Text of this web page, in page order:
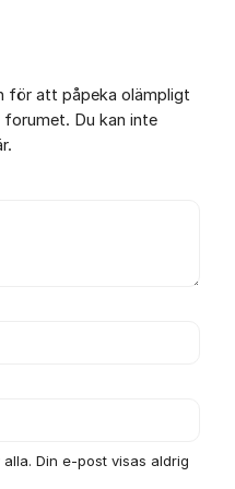
för att påpeka olämpligt
Du kan inte
Din e-post visas aldrig